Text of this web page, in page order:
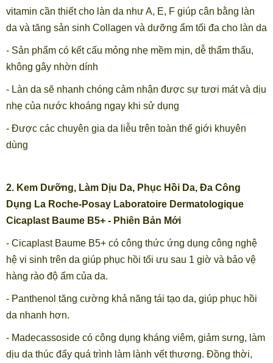
vitamin cần thiết cho làn da như A, E, F giúp cân bằng làn
da và tăng sản sinh Collagen và dưỡng ẩm tối đa cho làn da
- Sản phẩm có kết cấu mỏng nhẹ mềm mịn, dễ thẩm thấu,
không gây nhờn dính
- Làn da sẽ nhanh chóng cảm nhận được sự tươi mát và dịu
nhẹ của nước khoáng ngay khi sử dụng
- Được các chuyên gia da liễu trên toàn thế giới khuyên
dùng
2. Kem Dưỡng, Làm Dịu Da, Phục Hồi Da, Đa Công
Dụng La Roche-Posay Laboratoire Dermatologique
Cicaplast Baume B5+ - Phiên Bản Mới
- Cicaplast Baume B5+ có công thức ứng dụng công nghệ
hệ vi sinh trên da giúp phục hồi tối ưu sau 1 giờ và bảo vệ
hàng rào độ ẩm của da.
- Panthenol tăng cường khả năng tái tạo da, giúp phục hồi
da nhanh hơn.
- Madecassoside có công dụng kháng viêm, giảm sưng, làm
dịu da thúc đẩy quá trình làm lành vết thương. Đồng thời,